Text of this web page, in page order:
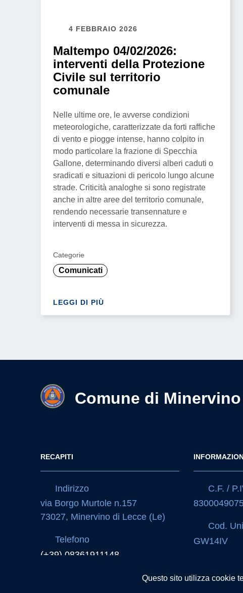
Questo sito utilizza cookie
4 FEBBRAIO 2026
Maltempo 04/02/2026:
interventi della Protezione
Civile sul territorio
comunale
Nelle ultime ore, le avverse condizioni
meteorologiche, caratterizzate da forti raffiche
di vento e piogge intense, hanno colpito in
modo particolare la frazione di Specchia
Gallone, determinando diversi alberi caduti o
sradicati e situazioni di pericolo lungo alcune
strade. Criticità analoghe si sono registrate
anche in altre aree del territorio comunale,
rendendo necessarie transennature e
interventi di messa in sicurezza.
Categorie
Comunicati
LEGGI DI PIÙ
Comune di
RECAPITI
Indirizzo
via Borgo Murtole n.157
73027, Minervino di Lecce (Le)
Telefono
(+39) 08361911148
C.F. /
Cod.
GW14IV